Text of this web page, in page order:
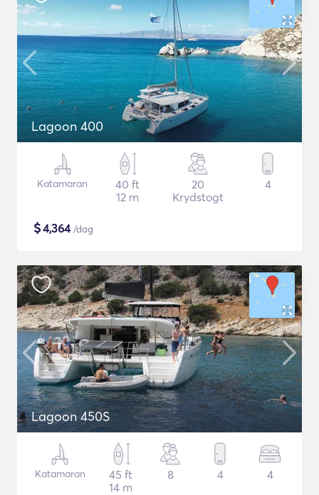
Lagoon 400
Katamaran
40 ft
12 m
20
Krydstogt
4
$4,364/dag
Lagoon 450S
Katamaran
45 ft
14 m
8 4 4